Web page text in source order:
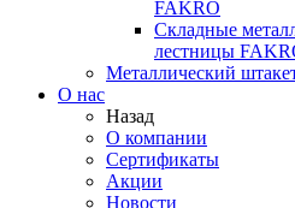
FAKRO
Складные
лестницы
Металлический
О нас
Назад
О компании
Сертификаты
Акции
Новости